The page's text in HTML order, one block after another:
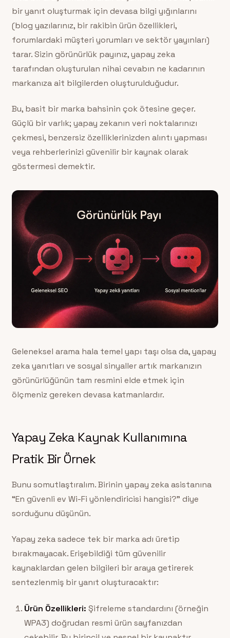
bir yanıt oluşturmak için devasa bilgi yığınlarını
(blog yazılarınız, bir rakibin ürün özellikleri,
forumlardaki müşteri yorumları ve sektör yayınları)
tarar. Sizin görünürlük payınız, yapay zeka
tarafından oluşturulan nihai cevabın ne kadarının
markanıza ait bilgilerden oluşturulduğudur.
Bu, basit bir marka bahsinin çok ötesine geçer.
Güçlü bir varlık; yapay zekanın veri noktalarınızı
çekmesi, benzersiz özelliklerinizden alıntı yapması
veya rehberlerinizi güvenilir bir kaynak olarak
göstermesi demektir.
Geleneksel arama hala temel yapı taşı olsa da, yapay
zeka yanıtları ve sosyal sinyaller artık markanızın
görünürlüğünün tam resmini elde etmek için
ölçmeniz gereken devasa katmanlardır.
Yapay Zeka Kaynak Kullanımına
Pratik Bir Örnek
Bunu somutlaştıralım. Birinin yapay zeka asistanına
“En güvenli ev Wi-Fi yönlendiricisi hangisi?” diye
sorduğunu düşünün.
Yapay zeka sadece tek bir marka adı üretip
bırakmayacak. Erişebildiği tüm güvenilir
kaynaklardan gelen bilgileri bir araya getirerek
sentezlenmiş bir yanıt oluşturacaktır:
Ürün Özellikleri: Şifreleme standardını (örneğin
WPA3) doğrudan resmi ürün sayfanızdan